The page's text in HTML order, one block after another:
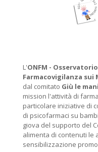
L'ONFM -
Farmacovigilanza sui
dal comitato Giù le
mission l'attività di
particolare iniziative di
di psicofarmaci su
giova del supporto del
alimenta di contenuti le
sensibilizzazione